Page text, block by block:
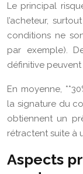
Le principal
l’acheteur,
conditions ne
par exemple).
définitive
En moyenne,
la signature du
obtiennent un
rétractent suite à
Aspects